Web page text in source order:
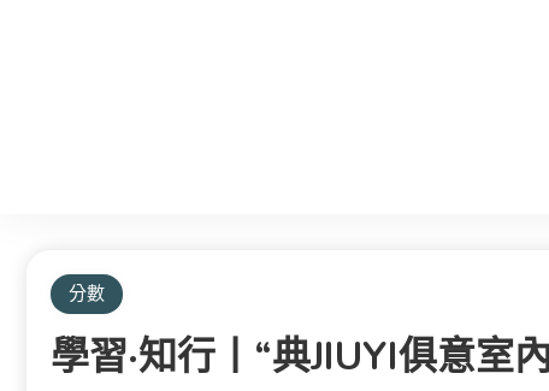
分數
學習·知行丨“典JIUYI俱意室